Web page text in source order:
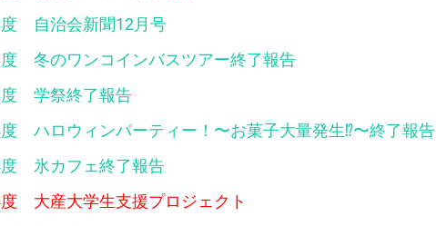
自治会新聞12月号
冬のワンコインバスツアー終了報告
度 学祭終了報告
ハロウィンパーティー！〜お菓子大量発生⁉︎〜終了報告
氷カフェ終了報告
大産大学生支援プロジェクト